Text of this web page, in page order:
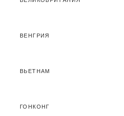
ВЕНГРИЯ
ВЬЕТНАМ
ГОНКОНГ